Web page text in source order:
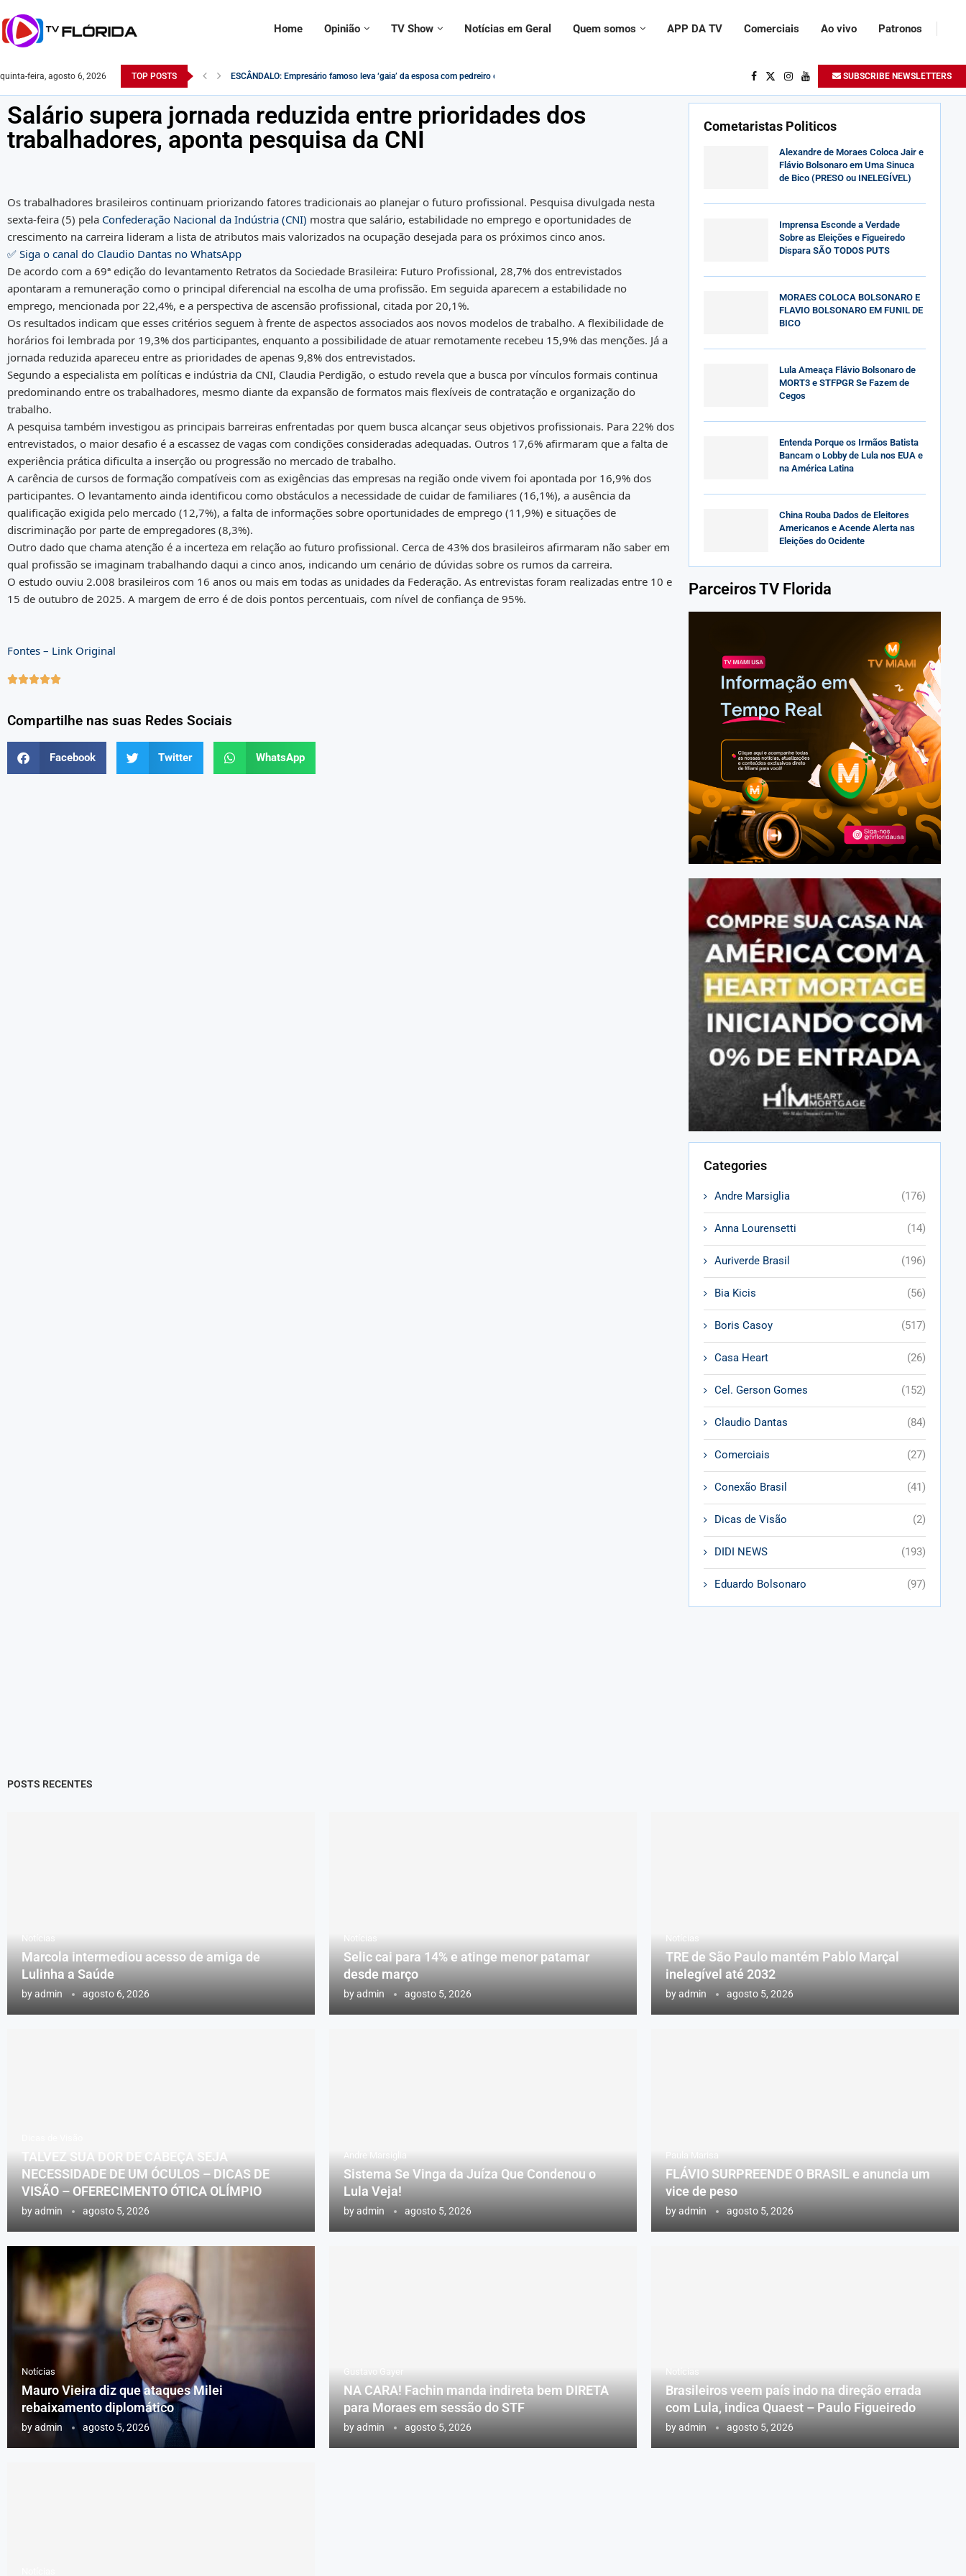
Home Opinião TV Show Notícias em Geral Quem somos APP DA TV Comerciais Ao vivo Patronos
quinta-feira, agosto 6, 2026 TOP POSTS ESCÂNDALO: Empresário famoso leva ‘gaia’ da esposa com pedreiro e VÍDEO...
O Exército Brasileiro na contramão da modernidade – Paulo Figueiredo
SUBSCRIBE NEWSLETTERS
Salário supera jornada reduzida entre prioridades dos
trabalhadores, aponta pesquisa da CNI
Os trabalhadores brasileiros continuam priorizando fatores tradicionais ao planejar o futuro profissional. Pesquisa divulgada nesta
sexta-feira (5) pela Confederação Nacional da Indústria (CNI) mostra que salário, estabilidade no emprego e oportunidades de
crescimento na carreira lideram a lista de atributos mais valorizados na ocupação desejada para os próximos cinco anos.
✅ Siga o canal do Claudio Dantas no WhatsApp
De acordo com a 69ª edição do levantamento Retratos da Sociedade Brasileira: Futuro Profissional, 28,7% dos entrevistados
apontaram a remuneração como o principal diferencial na escolha de uma profissão. Em seguida aparecem a estabilidade no
emprego, mencionada por 22,4%, e a perspectiva de ascensão profissional, citada por 20,1%.
Os resultados indicam que esses critérios seguem à frente de aspectos associados aos novos modelos de trabalho. A flexibilidade de
horários foi lembrada por 19,3% dos participantes, enquanto a possibilidade de atuar remotamente recebeu 15,9% das menções. Já a
jornada reduzida apareceu entre as prioridades de apenas 9,8% dos entrevistados.
Segundo a especialista em políticas e indústria da CNI, Claudia Perdigão, o estudo revela que a busca por vínculos formais continua
predominando entre os trabalhadores, mesmo diante da expansão de formatos mais flexíveis de contratação e organização do
trabalho.
A pesquisa também investigou as principais barreiras enfrentadas por quem busca alcançar seus objetivos profissionais. Para 22% dos
entrevistados, o maior desafio é a escassez de vagas com condições consideradas adequadas. Outros 17,6% afirmaram que a falta de
experiência prática dificulta a inserção ou progressão no mercado de trabalho.
A carência de cursos de formação compatíveis com as exigências das empresas na região onde vivem foi apontada por 16,9% dos
participantes. O levantamento ainda identificou como obstáculos a necessidade de cuidar de familiares (16,1%), a ausência da
qualificação exigida pelo mercado (12,7%), a falta de informações sobre oportunidades de emprego (11,9%) e situações de
discriminação por parte de empregadores (8,3%).
Outro dado que chama atenção é a incerteza em relação ao futuro profissional. Cerca de 43% dos brasileiros afirmaram não saber em
qual profissão se imaginam trabalhando daqui a cinco anos, indicando um cenário de dúvidas sobre os rumos da carreira.
O estudo ouviu 2.008 brasileiros com 16 anos ou mais em todas as unidades da Federação. As entrevistas foram realizadas entre 10 e
15 de outubro de 2025. A margem de erro é de dois pontos percentuais, com nível de confiança de 95%.
Fontes – Link Original

Compartilhe nas suas Redes Sociais
Facebook Twitter WhatsApp
Cometaristas Politicos
Alexandre de Moraes Coloca Jair e
Flávio Bolsonaro em Uma Sinuca
de Bico (PRESO ou INELEGÍVEL)
Imprensa Esconde a Verdade
Sobre as Eleições e Figueiredo
Dispara SÃO TODOS PUTS
MORAES COLOCA BOLSONARO E
FLAVIO BOLSONARO EM FUNIL DE
BICO
Lula Ameaça Flávio Bolsonaro de
MORT3 e STFPGR Se Fazem de
Cegos
Entenda Porque os Irmãos Batista
Bancam o Lobby de Lula nos EUA e
na América Latina
China Rouba Dados de Eleitores
Americanos e Acende Alerta nas
Eleições do Ocidente
Parceiros TV Florida
Categories
Andre Marsiglia (176)
Anna Lourensetti (14)
Auriverde Brasil (196)
Bia Kicis (56)
Boris Casoy (517)
Casa Heart (26)
Cel. Gerson Gomes (152)
Claudio Dantas (84)
Comerciais (27)
Conexão Brasil (41)
Dicas de Visão (2)
DIDI NEWS (193)
Eduardo Bolsonaro (97)
POSTS RECENTES
Notícias
Marcola intermediou acesso de amiga de
Lulinha a Saúde
byadmin agosto 6, 2026
Notícias
Selic cai para 14% e atinge menor patamar
desde março
byadmin agosto 5, 2026
Notícias
TRE de São Paulo mantém Pablo Marçal
inelegível até 2032
byadmin agosto 5, 2026
TALVEZ SUA DOR DE CABEÇA SEJA
NECESSIDADE DE UM ÓCULOS – DICAS DE
VISÃO – OFERECIMENTO ÓTICA OLÍMPIO
byadmin agosto 5, 2026
Andre Marsiglia
Sistema Se Vinga da Juíza Que Condenou o
Lula Veja!
byadmin agosto 5, 2026
Paula Marisa
FLÁVIO SURPREENDE O BRASIL e anuncia um
vice de peso
byadmin agosto 5, 2026
Notícias
Mauro Vieira diz que ataques Milei
rebaixamento diplomático
byadmin agosto 5, 2026
Gustavo Gayer
NA CARA! Fachin manda indireta bem DIRETA
para Moraes em sessão do STF
byadmin agosto 5, 2026
Notícias
Brasileiros veem país indo na direção errada
com Lula, indica Quaest – Paulo Figueiredo
byadmin agosto 5, 2026